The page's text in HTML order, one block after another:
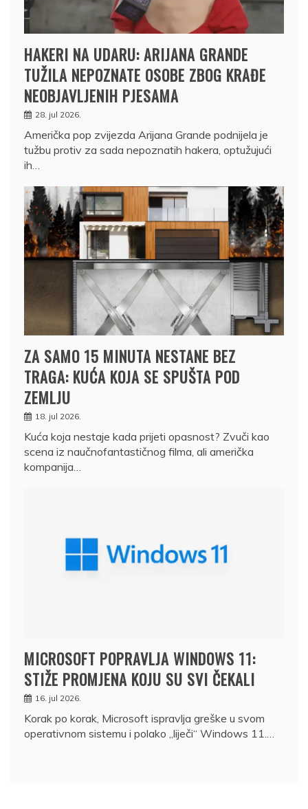
HAKERI NA UDARU: ARIJANA GRANDE
TUŽILA NEPOZNATE OSOBE ZBOG KRAĐE
NEOBJAVLJENIH PJESAMA
28. jul 2026.
Američka pop zvijezda Arijana Grande podnijela je
tužbu protiv za sada nepoznatih hakera, optužujući
ih…
ZA SAMO 15 MINUTA NESTANE BEZ
TRAGA: KUĆA KOJA SE SPUŠTA POD
ZEMLJU
18. jul 2026.
Kuća koja nestaje kada prijeti opasnost? Zvuči kao
scena iz naučnofantastičnog filma, ali američka
kompanija…
MICROSOFT POPRAVLJA WINDOWS 11:
STIŽE PROMJENA KOJU SU SVI ČEKALI
16. jul 2026.
Korak po korak, Microsoft ispravlja greške u svom
operativnom sistemu i polako „liječi“ Windows 11.…